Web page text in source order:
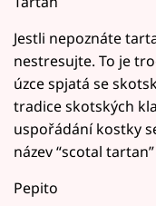
Jestli nepoznáte
nestresujte. To je
úzce spjatá se
tradice skotských
uspořádání kostky
název “scotal
Pepito